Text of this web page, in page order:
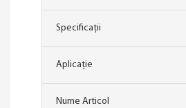
Specificații
Aplicație
Nume Articol